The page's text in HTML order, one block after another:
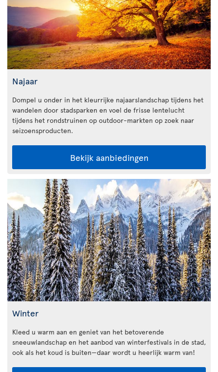
Najaar
Dompel u onder in het kleurrijke najaarslandschap tijdens het
wandelen door stadsparken en voel de frisse lentelucht
tijdens het rondstruinen op outdoor-markten op zoek naar
seizoensproducten.
Bekijk aanbiedingen
Winter
Kleed u warm aan en geniet van het betoverende
sneeuwlandschap en het aanbod van winterfestivals in de stad,
ook als het koud is buiten—daar wordt u heerlijk warm van!